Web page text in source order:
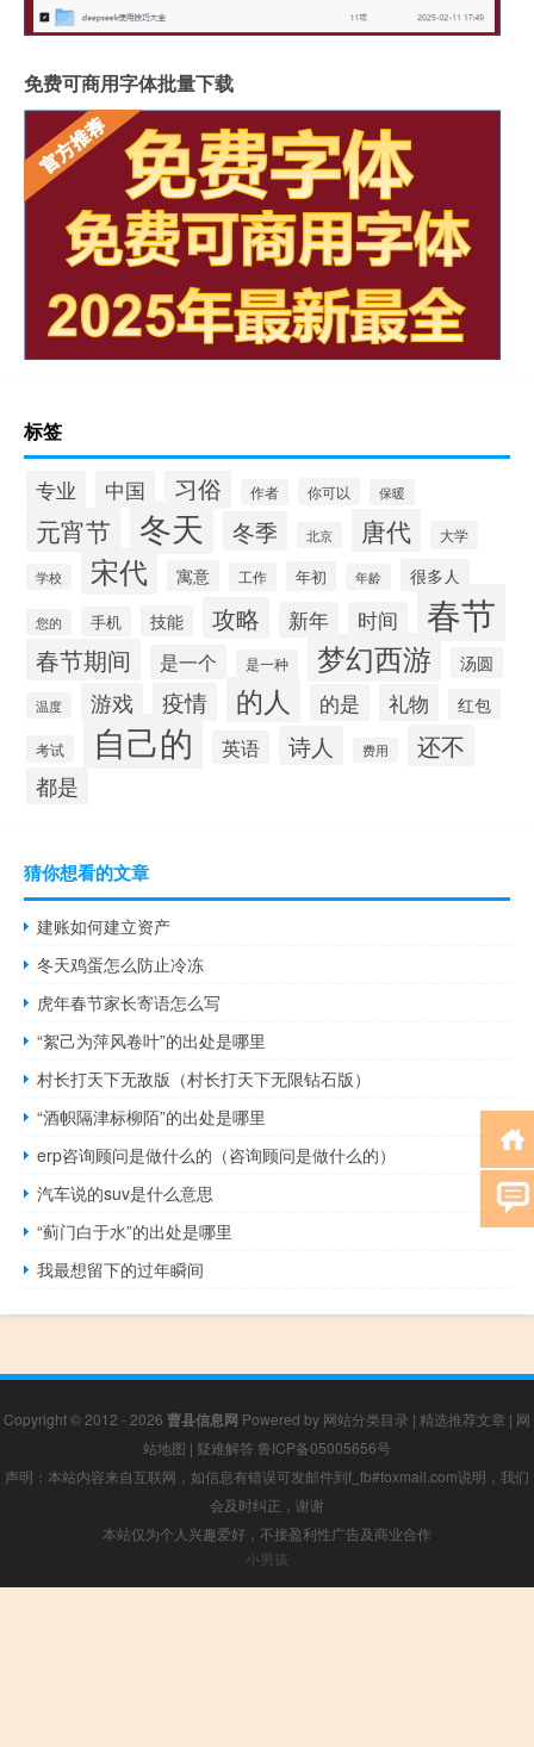
免费可商用字体批量下载
标签
专业 中国 习俗 作者 你可以 保暖
元宵节 冬天 冬季 北京 唐代 大学
学校 宋代 寓意 工作 年初 年龄 很多人
您的 手机 技能 攻略 新年 时间 春节
春节期间 是一个 是一种 梦幻西游 汤圆
温度 游戏 疫情 的人 的是 礼物 红包
考试 自己的 英语 诗人 费用 还不
都是
猜你想看的文章
建账如何建立资产
冬天鸡蛋怎么防止冷冻
虎年春节家长寄语怎么写
“絮己为萍风卷叶”的出处是哪里
村长打天下无敌版（村长打天下无限钻石版）
“酒帜隔津标柳陌”的出处是哪里
erp咨询顾问是做什么的（咨询顾问是做什么的）
汽车说的suv是什么意思
“蓟门白于水”的出处是哪里
我最想留下的过年瞬间
Copyright © 2012 - 2026 曹县信息网 Powered by 网站分类目录 | 精选推荐文章 | 网
站地图 | 疑难解答 鲁ICP备05005656号
声明：本站内容来自互联网，如信息有错误可发邮件到f_fb#foxmail.com说明，我们
会及时纠正，谢谢
本站仅为个人兴趣爱好，不接盈利性广告及商业合作
小男孩